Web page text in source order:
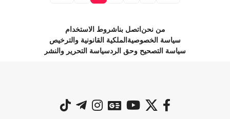
من نحن اتصل بناشروط الاستخدام
سياسة الخصوصية الملكية القانونية والترخيص
سياسة التصحيح وحق الردسياسة التحرير والنشر